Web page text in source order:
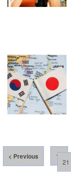
< Previous 14
21